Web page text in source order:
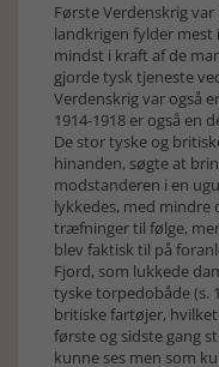
Første Verdenskrig
landkrigen fylder mest
mindst i kraft af de
gjorde tysk tjeneste
Verdenskrig var også
1914-1918 er også en
De stor tyske og
hinanden, søgte at
modstanderen i en
lykkedes, med mindre
træfninger til følge,
blev faktisk til på
Fjord, som lukkede
tyske torpedobåde (s.
britiske fartøjer,
første og sidste gang
kunne ses men som